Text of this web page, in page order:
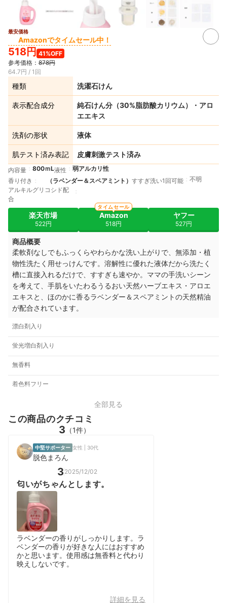
最安価格
Amazonでタイムセール中！
518円 41%OFF
参考価格： 878円
64.7円 / 1回
種類 洗濯石けん
表示配合成分
純石けん分（30%脂肪酸カリウム）・アロ
エエキス
洗剤の形状 液体
肌テスト済み表記 皮膚刺激テスト済み
内容量 800ｍL液性
弱アルカリ性
香り付き
（ラベンダー＆スペアミント） すすぎ洗い1回可能
不明
アルキルグリコシド配
合
楽天市場
522円
Amazon
518円
タイムセール
ヤフー
527円
商品概要
柔軟剤なしでもふっくらやわらかな洗い上がりで、無添加・植
物性洗たく用せっけんです。溶解性に優れた液体だから洗たく
槽に直接入れるだけで、すすぎも速やか。ママの手洗いシーン
を考えて、手肌をいたわるうるおい天然ハーブエキス・アロエ
エキスと、ほのかに香るラベンダー＆スペアミントの天然精油
が配合されています。
漂白剤入り
蛍光増白剤入り
無香料
着色料フリー
全部見る
この商品のクチコミ
3 （1件）
中堅サポーター 女性 | 30代
脱色まろん
3 2025/12/02
匂いがちゃんとします。
ラベンダーの香りがしっかりします。ラ
ベンダーの香りが好きな人にはおすすめ
かと思います。使用感は無香料と代わり
映えしないです。
詳細を見る